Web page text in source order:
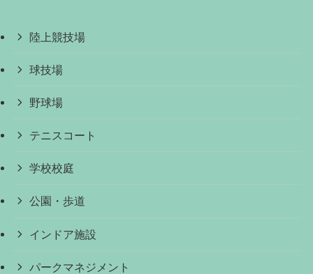
陸上競技場
球技場
野球場
テニスコート
学校校庭
公園・歩道
インドア施設
パークマネジメント